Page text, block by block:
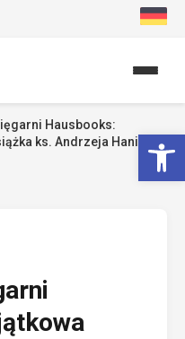
Szukaj
Hausbooks:
ks. Andrzeja Hanicha